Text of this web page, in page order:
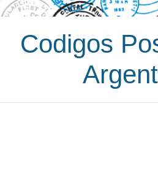
Codigos